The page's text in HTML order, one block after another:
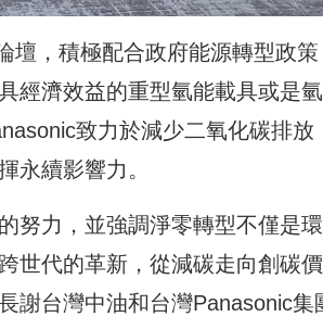
，積極配合政府能源轉型政策
經濟效益的重型氫能載具或是
致力於減少二氧化碳排放
永續影響力。
努力，並強調淨零轉型不僅是
世代的革新，從減碳走向創碳價
謝台灣中油和台灣Panasonic集